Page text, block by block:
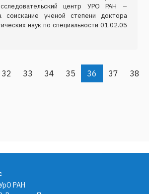
центр УРО РАН –
соискание ученой степени доктора
наук по специальности 01.02.05
32 33 34 35 36 37 38
РАН